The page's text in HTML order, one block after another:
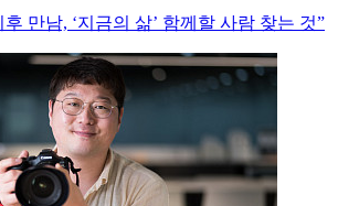
후 만남, ‘지금의 삶’ 함께할 사람 찾는 것”